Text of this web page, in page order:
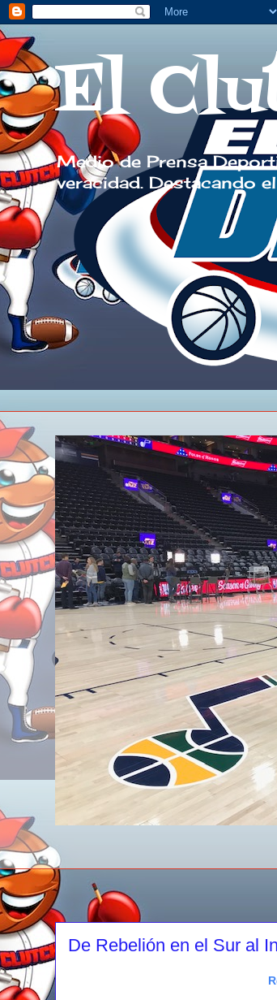
El
Medio de Prensa
veracidad. Destacando
De Rebelión en el Sur al